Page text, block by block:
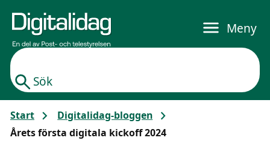
Sök
Meny
Start
Digitalidag-bloggen
Årets första digitala kickoff 2024